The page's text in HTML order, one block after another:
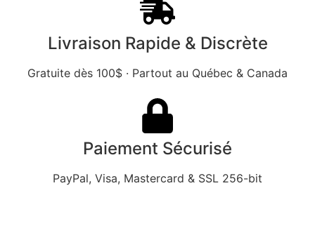
Livraison Rapide & Discrète
Gratuite dès 100$ · Partout au Québec & Canada
Paiement Sécurisé
PayPal, Visa, Mastercard & SSL 256-bit